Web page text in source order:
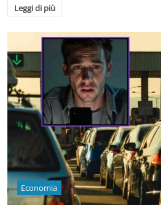
Leggi di più
Economia